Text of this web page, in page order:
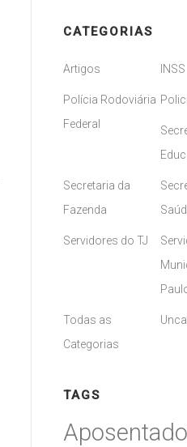
CATEGORIAS
Artigos INSS
Polícia Rodoviária
Federal
Secretaria da
Fazenda
Servidores do TJ
Todas as
Categorias
TAGS